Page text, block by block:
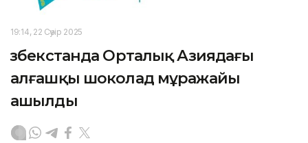
19:14, 22 Сәуір 2025
Өзбекстанда Орталық Азиядағы
алғашқы шоколад мұражайы
ашылды